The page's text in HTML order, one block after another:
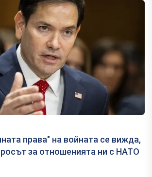
права" на войната се вижда,
за отношенията ни с НАТО